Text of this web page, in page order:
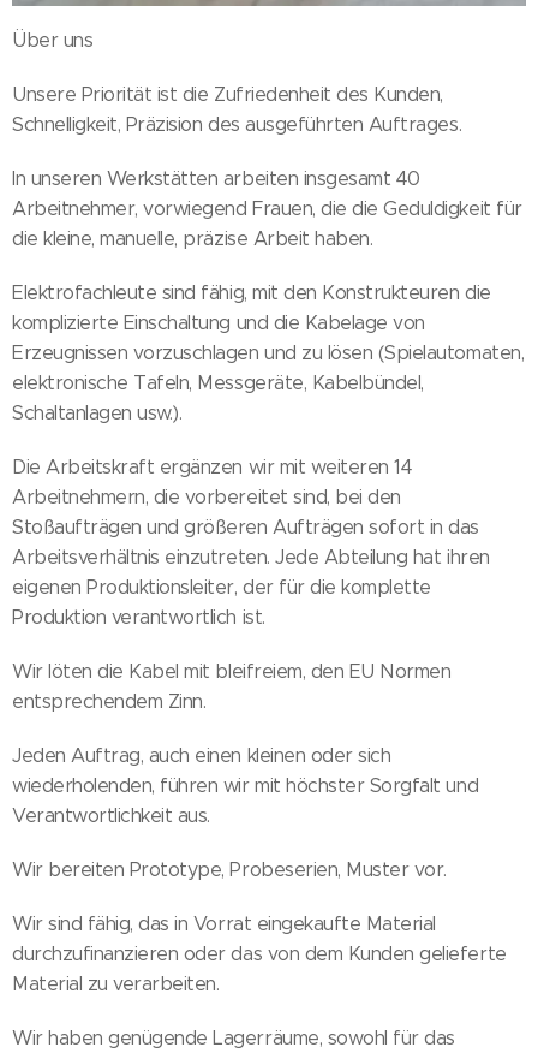
Über uns
Unsere Priorität ist die Zufriedenheit des Kunden,
Schnelligkeit, Präzision des ausgeführten Auftrages.
In unseren Werkstätten arbeiten insgesamt 40
Arbeitnehmer, vorwiegend Frauen, die die Geduldigkeit für
die kleine, manuelle, präzise Arbeit haben.
Elektrofachleute sind fähig, mit den Konstrukteuren die
komplizierte Einschaltung und die Kabelage von
Erzeugnissen vorzuschlagen und zu lösen (Spielautomaten,
elektronische Tafeln, Messgeräte, Kabelbündel,
Schaltanlagen usw.).
Die Arbeitskraft ergänzen wir mit weiteren 14
Arbeitnehmern, die vorbereitet sind, bei den
Stoßaufträgen und größeren Aufträgen sofort in das
Arbeitsverhältnis einzutreten. Jede Abteilung hat ihren
eigenen Produktionsleiter, der für die komplette
Produktion verantwortlich ist.
Wir löten die Kabel mit bleifreiem, den EU Normen
entsprechendem Zinn.
Jeden Auftrag, auch einen kleinen oder sich
wiederholenden, führen wir mit höchster Sorgfalt und
Verantwortlichkeit aus.
Wir bereiten Prototype, Probeserien, Muster vor.
Wir sind fähig, das in Vorrat eingekaufte Material
durchzufinanzieren oder das von dem Kunden gelieferte
Material zu verarbeiten.
Wir haben genügende Lagerräume, sowohl für das